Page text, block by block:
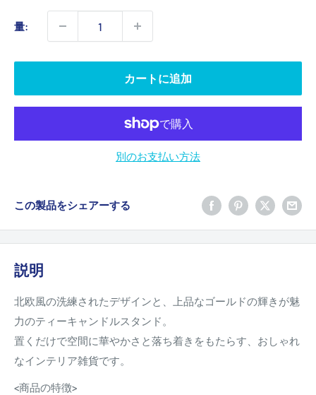
価
格
量:
カートに追加
別のお支払い方法
この製品をシェアーする
説明
北欧風の洗練されたデザインと、上品なゴールドの輝きが魅
力のティーキャンドルスタンド。
置くだけで空間に華やかさと落ち着きをもたらす、おしゃれ
なインテリア雑貨です。
<商品の特徴>